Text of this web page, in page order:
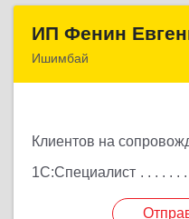
ИП Фенин
Ишимбай
Клиентов на
1С:Специалист
ИП Фенин